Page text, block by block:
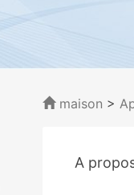
maison >
A